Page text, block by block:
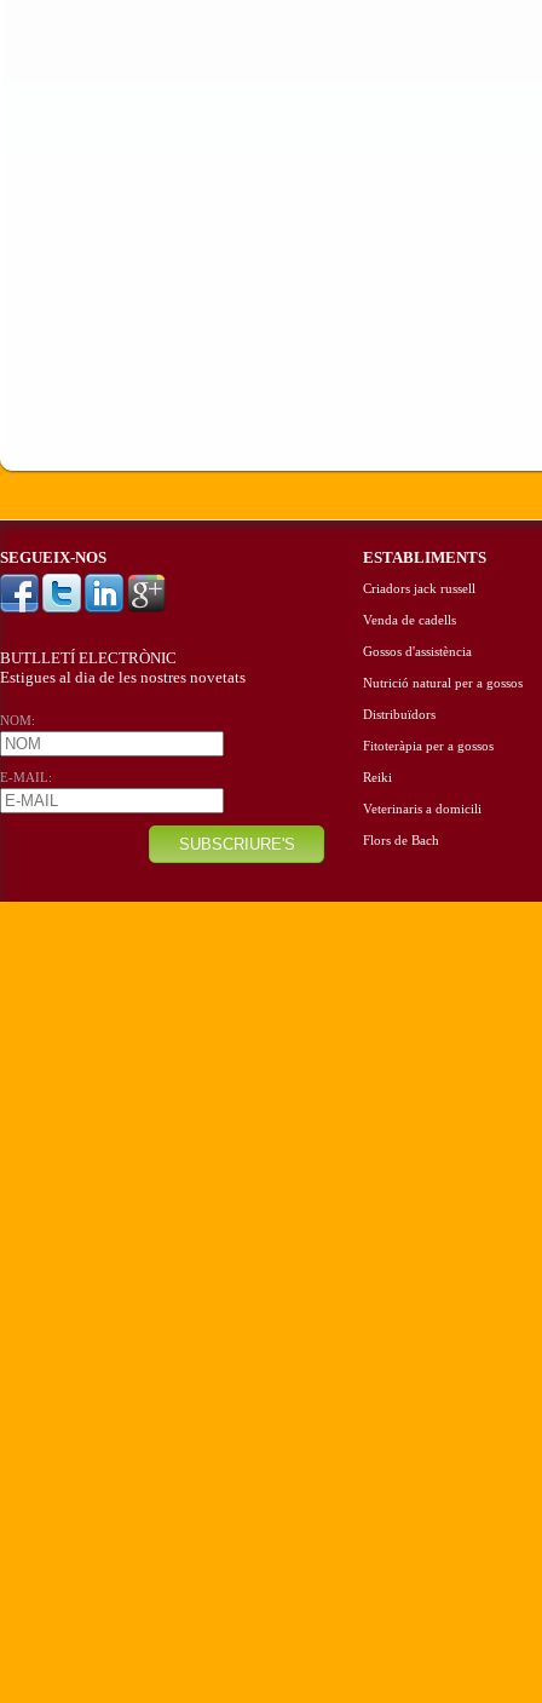
SEGUEIX-NOS
BUTLLETÍ ELECTRÒNIC
Estigues al dia de les nostres novetats
NOM:
E-MAIL:
ESTABLIMENTS
Criadors jack russell
Venda de cadells
Gossos d'assistència
Nutrició natural per a gossos
Distribuïdors
Fitoteràpia per a gossos
Reiki
Veterinaris a domicili
Flors de Bach